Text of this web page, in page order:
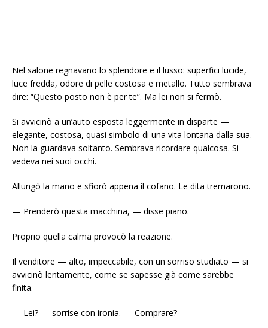
Nel salone regnavano lo splendore e il lusso: superfici lucide,
luce fredda, odore di pelle costosa e metallo. Tutto sembrava
dire: “Questo posto non è per te”. Ma lei non si fermò.
Si avvicinò a un’auto esposta leggermente in disparte —
elegante, costosa, quasi simbolo di una vita lontana dalla sua.
Non la guardava soltanto. Sembrava ricordare qualcosa. Si
vedeva nei suoi occhi.
Allungò la mano e sfiorò appena il cofano. Le dita tremarono.
— Prenderò questa macchina, — disse piano.
Proprio quella calma provocò la reazione.
Il venditore — alto, impeccabile, con un sorriso studiato — si
avvicinò lentamente, come se sapesse già come sarebbe
finita.
— Lei? — sorrise con ironia. — Comprare?